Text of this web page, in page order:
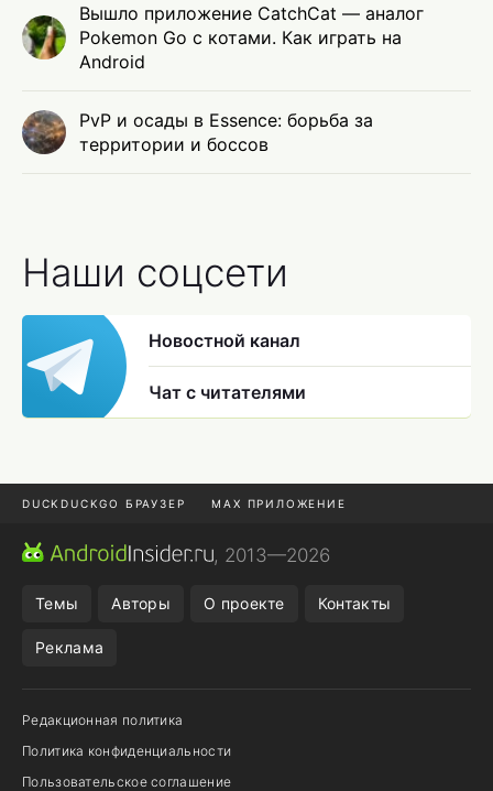
Вышло приложение CatchCat — аналог
Pokemon Go с котами. Как играть на
Android
PvP и осады в Essence: борьба за
территории и боссов
Наши соцсети
Новостной канал
Чат с читателями
DUCKDUCKGO БРАУЗЕР MAX ПРИЛОЖЕНИЕ
ПРИЛОЖЕНИЯ ANDROID
, 2013—2026
Темы Авторы О проекте Контакты
Реклама
Редакционная политика
Политика конфиденциальности
Пользовательское соглашение